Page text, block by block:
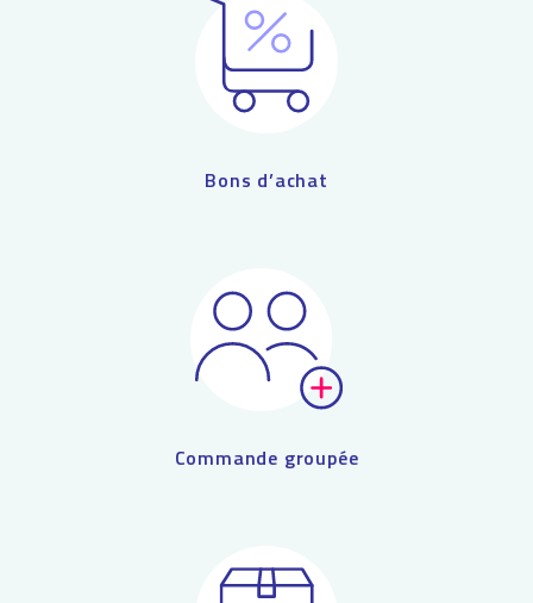
Bons d’achat
Commande groupée